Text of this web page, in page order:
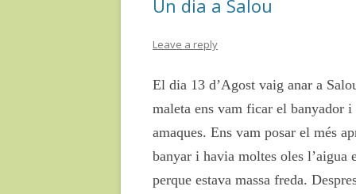
k ix
Un dia a Salou
Leave a reply
El dia 13 d’Agost vaig anar a
maleta ens vam ficar el banyador
amaques. Ens vam posar el més
banyar i havia moltes oles l’aigua
perque estava massa freda.